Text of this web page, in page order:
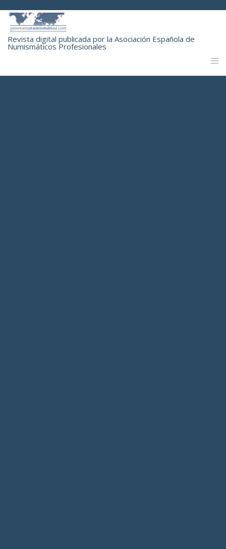
Revista digital publicada por la Asociación Española de
Numismáticos Profesionales